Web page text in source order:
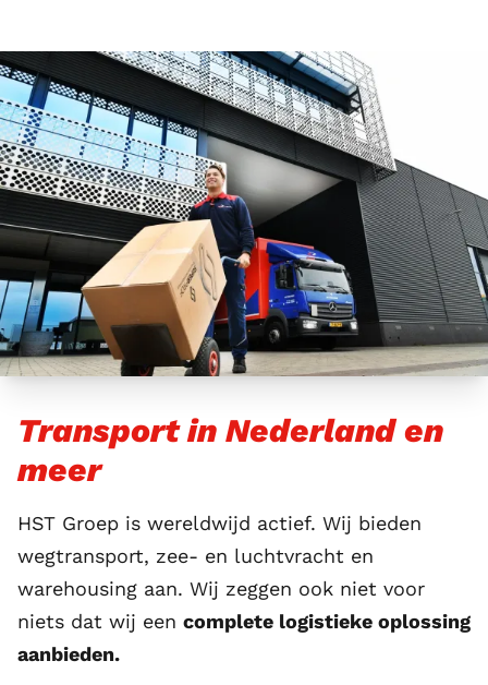
Transport in Nederland en
meer
HST Groep is wereldwijd actief. Wij bieden
wegtransport, zee- en luchtvracht en
warehousing aan. Wij zeggen ook niet voor
niets dat wij een complete logistieke oplossing
aanbieden.